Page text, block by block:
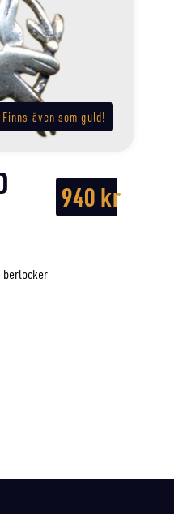
Finns även som guld!
940kr
berlocker